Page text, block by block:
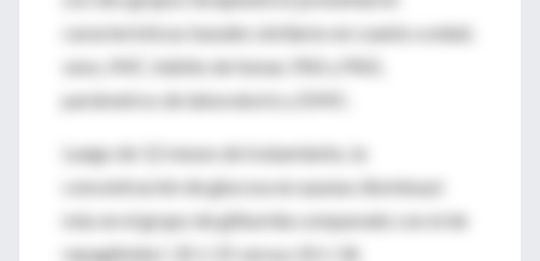
características basales similares en cuanto a edad,
sexo, IMC, hábito de fumar, PAS y PAD,
parámetros de laboratorio y EIMC.
Luego de 12 meses de tratamiento, la
concentración de glucosa en ayunas disminuyó
más en el grupo de gliburida comparado con el de
repaglinida (-32 ± 25 versus 24 ± 18,